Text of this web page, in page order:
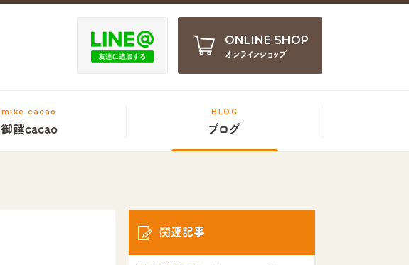
ONLINE SHOP
オンラインショップ
mike cacao
御饌cacao
BLOG
ブログ
関連記事